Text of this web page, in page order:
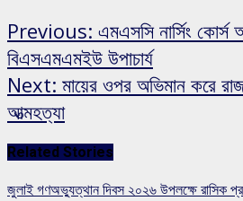
Previous: এমএসসি নার্সিং
বিএসএমএমইউ উপাচার্য
Next: মায়ের ওপর অভিমান করে
আত্মহত্যা
Related Stories
জুলাই গণঅভ্যুত্থান দিবস ২০২৬ উপলক্ষে রাসিক